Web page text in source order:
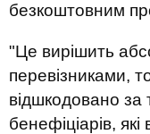
безкоштовним
"Це вирішить
перевізниками,
відшкодовано за
бенефіціарів,